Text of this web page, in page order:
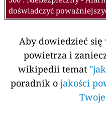
doświadczyć
Aby dowiedzieć
powietrza i
wikipedii temat
poradnik o jakości